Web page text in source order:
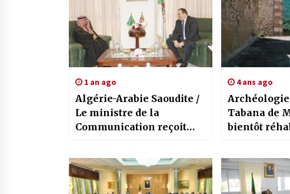
1 an ago
Algérie-Arabie Saoudite /
Le ministre de la
Communication reçoit
Royaume d’Arabie
saoudite à Alger
4 ans ago
Tabana de
bientôt